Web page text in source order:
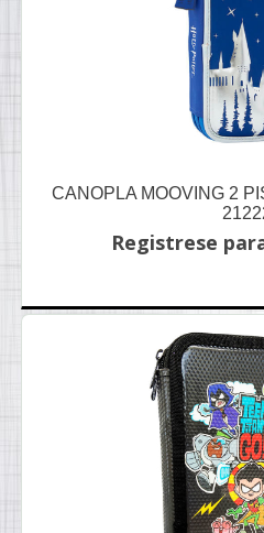
CANOPLA MOOVING 2
Registrese